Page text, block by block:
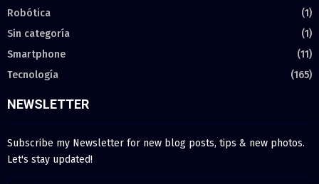
Robótica
(1)
Sin categoría
(1)
Smartphone
(11)
Tecnología
(165)
NEWSLETTER
Subscribe my Newsletter for new blog posts, tips & new photos.
Let's stay updated!